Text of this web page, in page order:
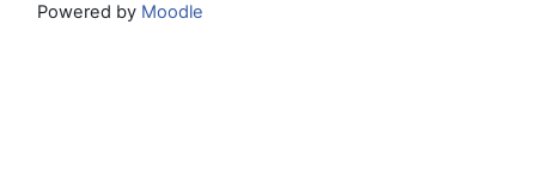
Powered by Moodle